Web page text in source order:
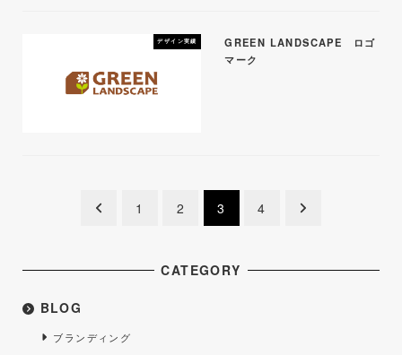
デザイン実績
GREEN LANDSCAPE ロゴ
マーク
ナ
ビ
ゲ
1 2 3 4
CATEGORY
BLOG
ブランディング